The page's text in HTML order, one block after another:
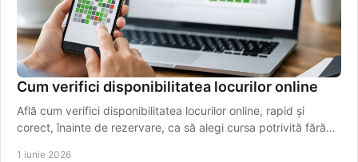
Cum verifici disponibilitatea locurilor online
Află cum verifici disponibilitatea locurilor online, rapid și
corect, înainte de rezervare, ca să alegi cursa potrivită fără
1 iunie 2026